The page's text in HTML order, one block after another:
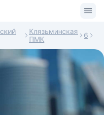
Клязьминская
ПМК
6